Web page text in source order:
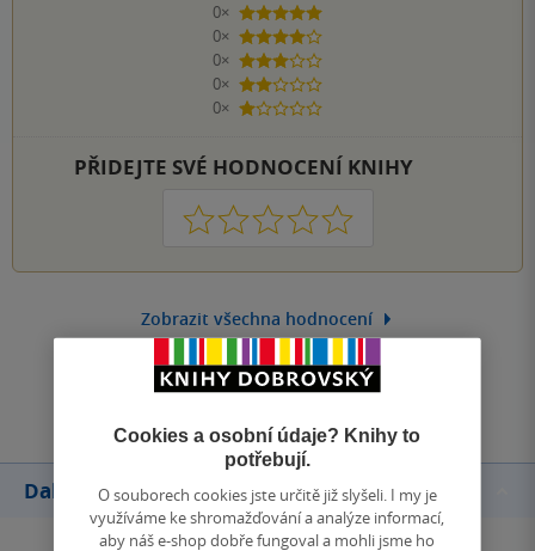
0×
5 hvězdiček
0×
4 hvězdičky
0×
3 hvězdičky
0×
2 hvězdičky
0×
1 hvezdička
PŘIDEJTE SVÉ HODNOCENÍ KNIHY
1 2 3 4 5
Zobrazit všechna hodnocení
Přidat hodnocení
Další knihy autora
Cookies a osobní údaje? Knihy to
potřebují.
O souborech cookies jste určitě již slyšeli. I my je
využíváme ke shromažďování a analýze informací,
aby náš e-shop dobře fungoval a mohli jsme ho